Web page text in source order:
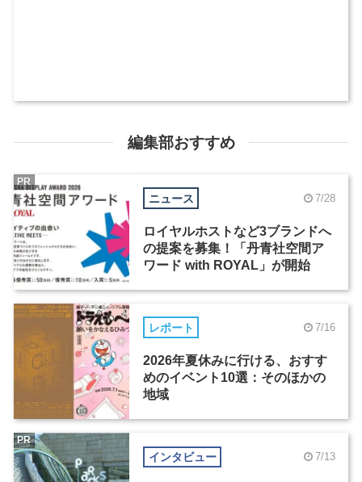
編集部おすすめ
ニュース 7/28
ロイヤルホストなど3ブランドへ
の提案を募集！「丹青社空間ア
ワード with ROYAL」が開始
PR
レポート 7/16
2026年夏休みに行ける、おすす
めのイベント10選：そのほかの
地域
インタビュー 7/13
PR